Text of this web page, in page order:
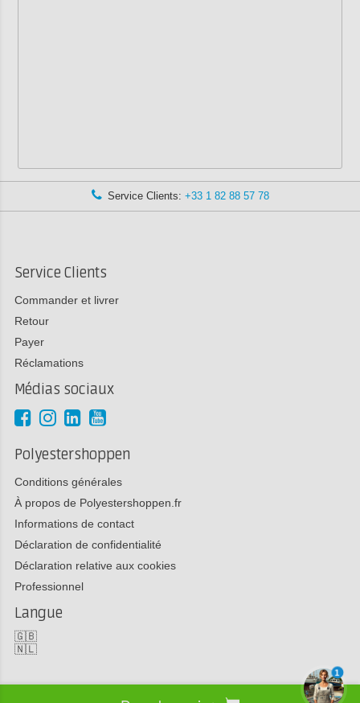
Service Clients: +33 1 82 88 57 78
Service Clients
Commander et livrer
Retour
Payer
Réclamations
Médias sociaux
Polyestershoppen
Conditions générales
À propos de Polyestershoppen.fr
Informations de contact
Déclaration de confidentialité
Déclaration relative aux cookies
Professionnel
Langue
🇬🇧
🇳🇱
1